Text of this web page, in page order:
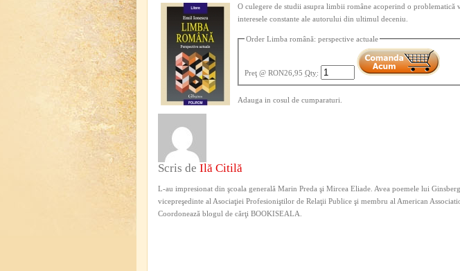
O culegere de studii asupra limbii române acoperind o problematică
interesele constante ale autorului din ultimul deceniu.
Order Limba română: perspective actuale
Preţ @ RON26,95 Qty:
Adauga in cosul de cumparaturi.
Scris de Ilă Citilă
L-au impresionat din şcoala generală Marin Preda şi Mircea Eliade. Avea poemele lui
vicepreşedinte al Asociaţiei Profesioniştilor de Relaţii Publice şi membru al American
Coordonează blogul de cărţi BOOKISEALA.